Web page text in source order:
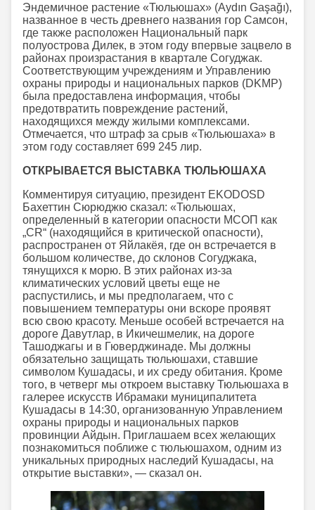
Эндемичное растение «Тюльюшах» (Aydın Gaşağı),
названное в честь древнего названия гор Самсон,
где также расположен Национальный парк
полуострова Дилек, в этом году впервые зацвело в
районах произрастания в квартале Согуджак.
Соответствующим учреждениям и Управлению
охраны природы и национальных парков (DKMP)
была предоставлена информация, чтобы
предотвратить повреждение растений,
находящихся между жилыми комплексами.
Отмечается, что штраф за срыв «Тюльюшаха» в
этом году составляет 699 245 лир.
ОТКРЫВАЕТСЯ ВЫСТАВКА ТЮЛЬЮШАХА
Комментируя ситуацию, президент EKODOSD
Бахеттин Сюрюджю сказал: «Тюльюшах,
определенный в категории опасности МСОП как
„CR“ (находящийся в критической опасности),
распространен от Яйлакёя, где он встречается в
большом количестве, до склонов Согуджака,
тянущихся к морю. В этих районах из-за
климатических условий цветы еще не
распустились, и мы предполагаем, что с
повышением температуры они вскоре проявят
всю свою красоту. Меньше особей встречается на
дороге Давутлар, в Икичешмелик, на дороге
Ташоджагы и в Гюверджинаде. Мы должны
обязательно защищать тюльюшахи, ставшие
символом Кушадасы, и их среду обитания. Кроме
того, в четверг мы откроем выставку Тюльюшаха в
галерее искусств Ибрамаки муниципалитета
Кушадасы в 14:30, организованную Управлением
охраны природы и национальных парков
провинции Айдын. Приглашаем всех желающих
познакомиться поближе с тюльюшахом, одним из
уникальных природных наследий Кушадасы, на
открытие выставки», — сказал он.